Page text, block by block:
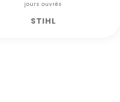
jours ouvrés
STIHL